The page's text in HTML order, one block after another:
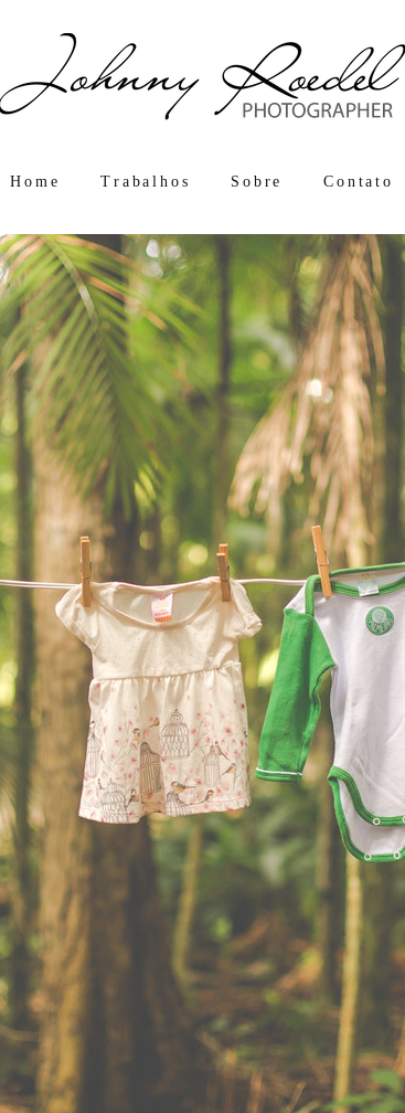
Home Trabalhos Sobre Contato